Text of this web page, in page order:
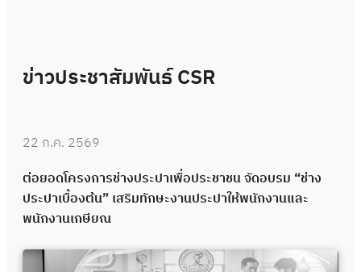
ข่าวประชาสัมพันธ์ CSR
22 ก.ค. 2569
ต่อยอดโครงการช่างประปาเพื่อประชาชน จัดอบรม “ช่าง
ประปาเบื้องต้น” เสริมทักษะงานประปาให้พนักงานและ
พนักงานเกษียณ